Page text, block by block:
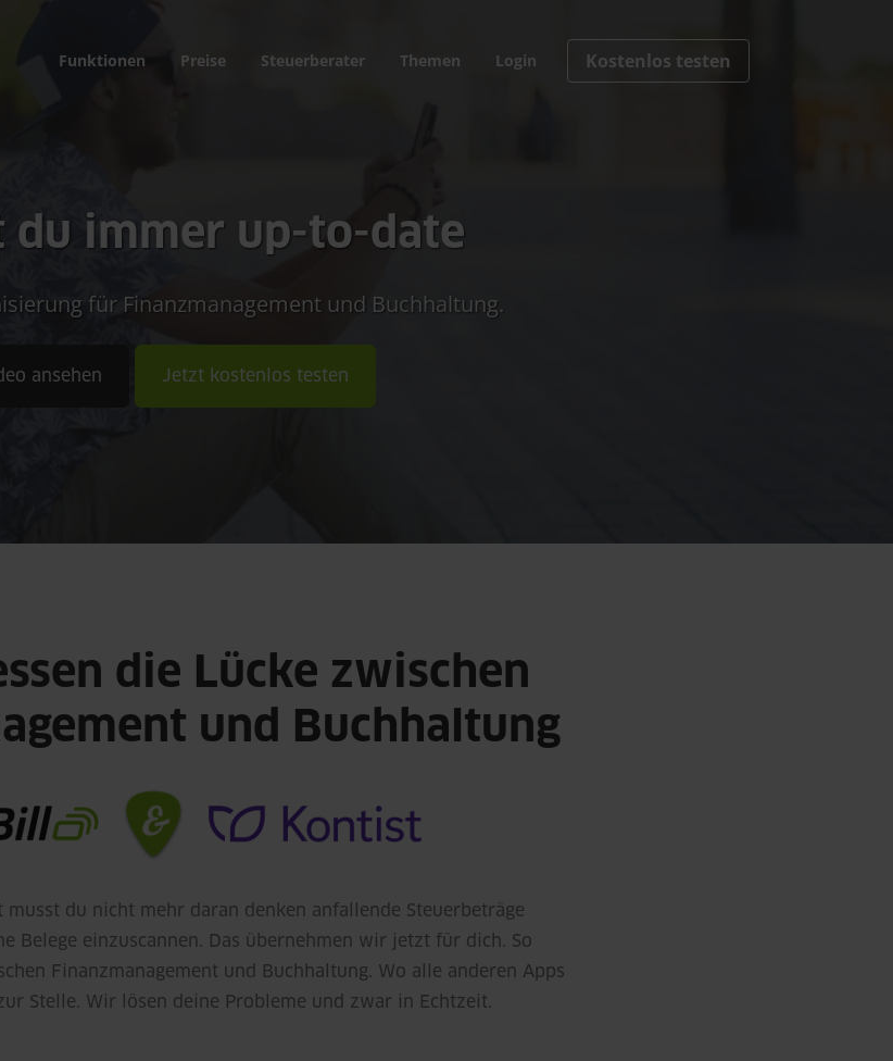
Funktionen Preise Steuerberater Themen Login Kostenlos testen
du immer up-to-date
für Finanzmanagement und Buchhaltung.
ansehen Jetzt kostenlos testen
die Lücke zwischen
und Buchhaltung
du nicht mehr daran denken anfallende Steuerbeträge
Belege einzuscannen. Das übernehmen wir jetzt für dich. So
Finanzmanagement und Buchhaltung. Wo alle anderen Apps
Stelle. Wir lösen deine Probleme und zwar in Echtzeit.